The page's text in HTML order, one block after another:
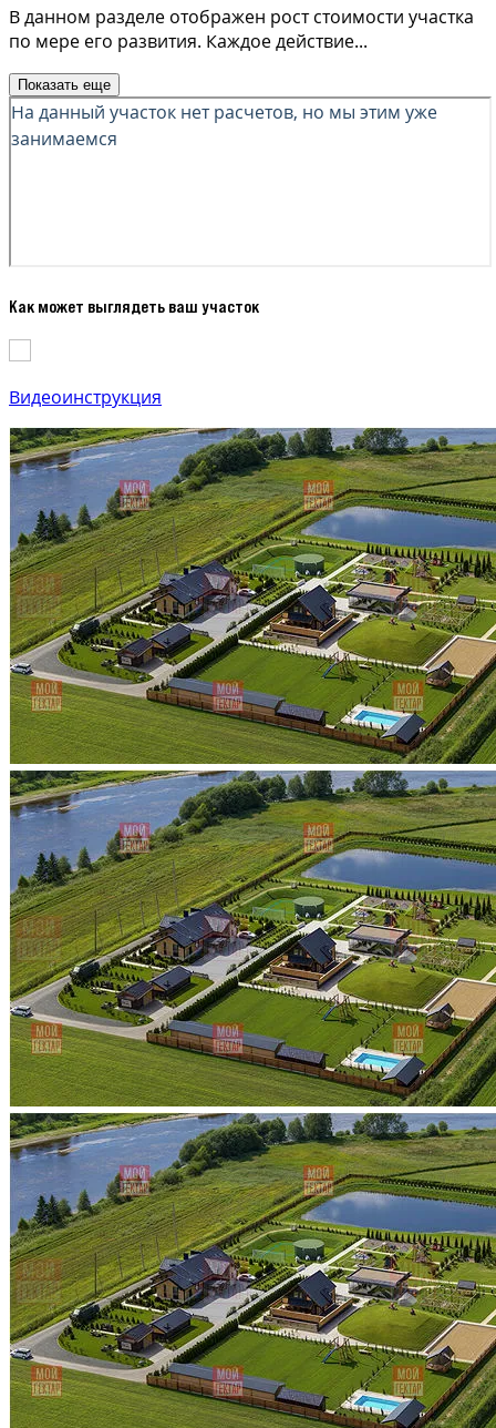
В данном разделе отображен рост стоимости участка
по мере его развития. Каждое действие...
Показать еще
Как может выглядеть ваш участок
Видеоинструкция